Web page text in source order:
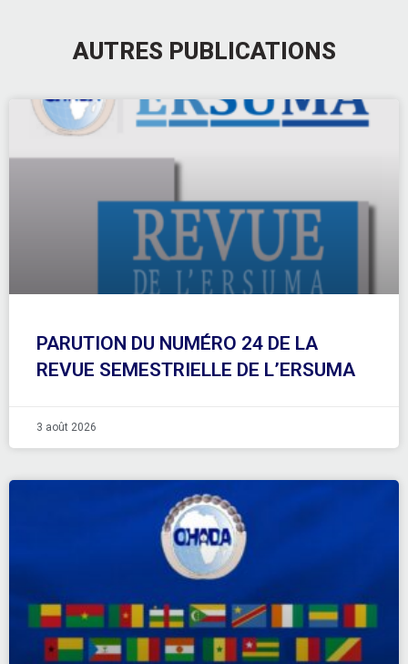
AUTRES PUBLICATIONS
PARUTION DU NUMÉRO 24 DE LA
REVUE SEMESTRIELLE DE L’ERSUMA
3 août 2026